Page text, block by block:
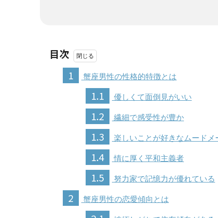
目次
1
蟹座男性の性格的特徴とは
1.1 優しくて面倒見がいい
1.2 繊細で感受性が豊か
1.3 楽しいことが好きなムードメ
1.4 情に厚く平和主義者
1.5 努力家で記憶力が優れている
2 蟹座男性の恋愛傾向とは